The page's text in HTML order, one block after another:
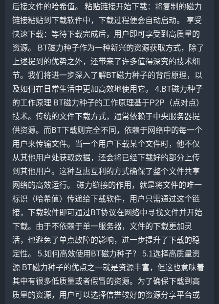
后接文件的哈希值。 粘贴链接开始下载：将复制的磁力
链接粘贴到下载软件中，下载过程便会自动启动。 享受
快速下载：等待下载完成后，用户即可享受到高质量的
资源。 BT磁力种子作为一种新兴的资源获取方式，除了
上述提到的优势之外，还带来了许多值得深究的技术细
节。我们将进一步深入了解BT磁力种子的背后原理，以
及如何在日常生活中更加高效地使用它。 4.BT磁力种子
的工作原理 BT磁力种子的工作原理基于P2P（点对点）
技术。传统的文件下载方式，通常依赖于中央服务器提
供资源。而BT下载则完全不同，依赖于网络中的每一个
用户来传输文件。当一个用户下载某个文件时，他不仅
从其他用户处获取数据，还会将已经下载好的部分上传
到其他用户。这种互惠互利的方式确保了整个文件共享
网络的高效运行。 磁力链接的作用，就是将文件的唯一
标识（哈希值）传递给下载软件，用户只需通过这个链
接，下载软件即可通过BT协议在网络中寻找文件并开始
下载。由于不依赖于单一服务器，文件的下载更加灵
活，也避免了单点故障的影响，进一步提升了下载的稳
定性。 5.如何高效使用BT磁力种子？ 5.1选择高质量资
源 BT磁力种子的优点之一就是资源丰富，但这也意味着
其中有很多低质量或者假冒的资源。为了确保下载到高
质量的资源，用户可以选择信誉较好的资源分享平台或